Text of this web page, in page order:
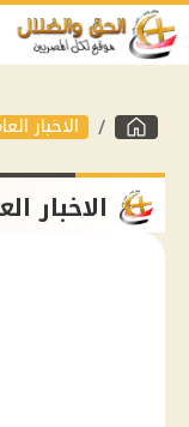
الاخبار
الاخبار